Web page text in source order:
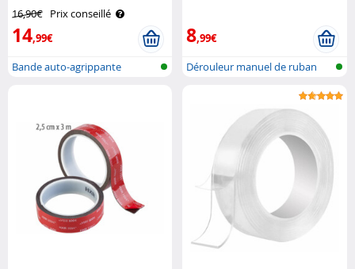
16,90€ Prix conseillé
14,99€
Bande auto-agrippante
8,99€
Dérouleur manuel de ruban